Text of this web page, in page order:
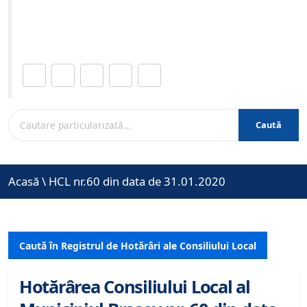
Caută
Acasă \ HCL nr.60 din data de 31.01.2020
Caută în Registrul de Hotărâri ale Consiliului Local
Hotărârea Consiliului Local al